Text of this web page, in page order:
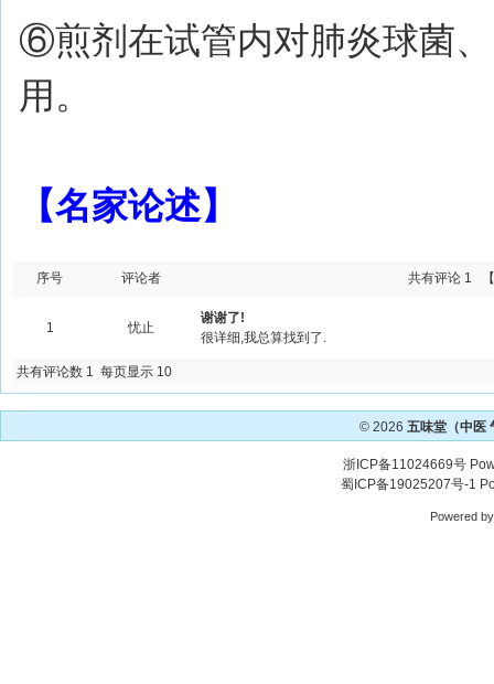
⑥煎剂在试管内对肺炎球菌
用。
【名家论述】
序号 评论者 共有评论 1
1 忧止
谢谢了!
很详细,我总算找到了.
共有评论数 1 每页显示 10
© 2026 五味堂（中医
浙ICP备11024669号
蜀ICP备19025207号-1
Powered